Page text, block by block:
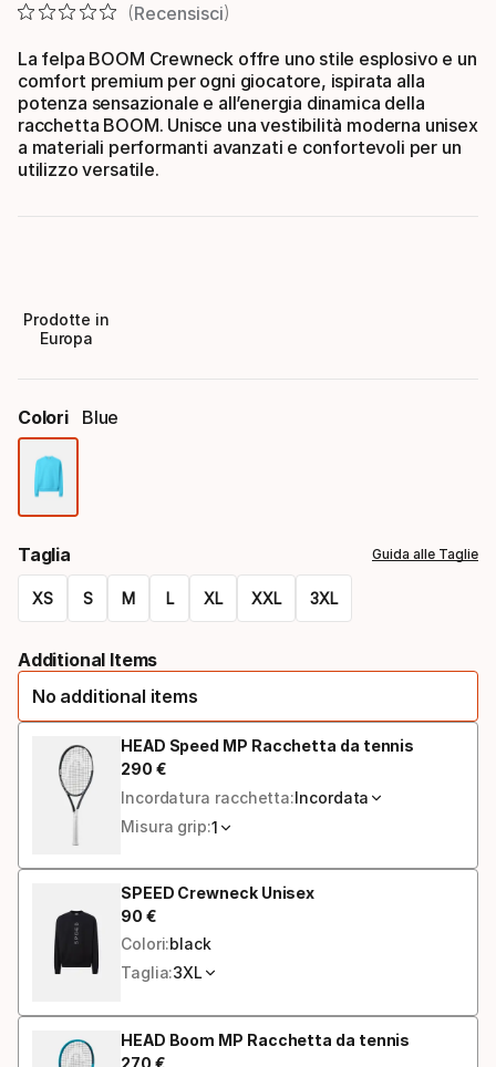
Recensisci
La felpa BOOM Crewneck offre uno stile esplosivo e un
comfort premium per ogni giocatore, ispirata alla
potenza sensazionale e all’energia dinamica della
racchetta BOOM. Unisce una vestibilità moderna unisex
a materiali performanti avanzati e confortevoli per un
utilizzo versatile.
Prodotte in
Europa
Colori Blue
Taglia Guida alle Taglie
XS S M L XL XXL 3XL
Additional Items
No additional items
HEAD Speed MP Racchetta da tennis
290 €
Prezzo finale
Incordatura racchetta: Incordata
Misura grip:1
SPEED Crewneck Unisex
90 €
Prezzo finale
Colori:black
Taglia:3XL
HEAD Boom MP Racchetta da tennis
270 €